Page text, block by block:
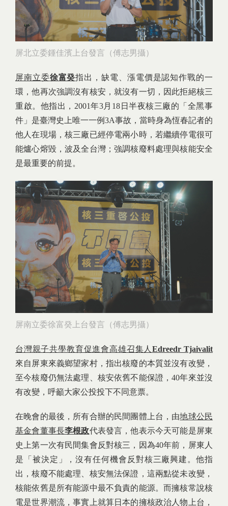
屏北立委鍾佳濱上台發言（傅志男攝）
屏南立委徐富癸指出，缺電、漲電價是認知作戰的一
環，他再次強調沒有核安，就沒有一切，因此拒絕核三
重啟。他指出，2001年3月18日半夜核三廠的「全黑事
件」是臺灣史上唯一一例3A事故，當時身為恆春記者的
他人在現場，核三廠已經停電兩小時，若繼續停電很可
能爐心熔毀，波及全台灣；強調核廢料處理與核能安全
是最重要的前提。
屏南立委徐富癸上台發言（傅志男攝）
台灣親子共學教育促進會高雄召集人Edreedr Tjaivalit
來自屏東來義鄉望家村，指出核廢的本質並沒有改變，
至今核廢仍無法處理、核安依舊不能保證，40年來並沒
有改變，呼籲大家公投投下不同意票。
在晚會的最後，所有合辦的民間團體上台，由地球公民
基金會董事長李根政代表發言，他表示今天可能是屏東
史上第一次有民間集會反對核三，因為40年前，屏東人
是「被決定」，沒有任何機會反對核三廠興建。他指
出，核廢不能處理、核安無法保證，這兩點從未改變，
核能依舊是所有能源中最不負責的能源。而擁核常說核
電是世界潮流，事實上就算日本的擁核政治人物上台，